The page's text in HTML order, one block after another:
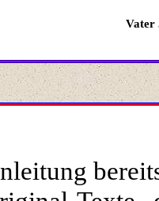
Vater